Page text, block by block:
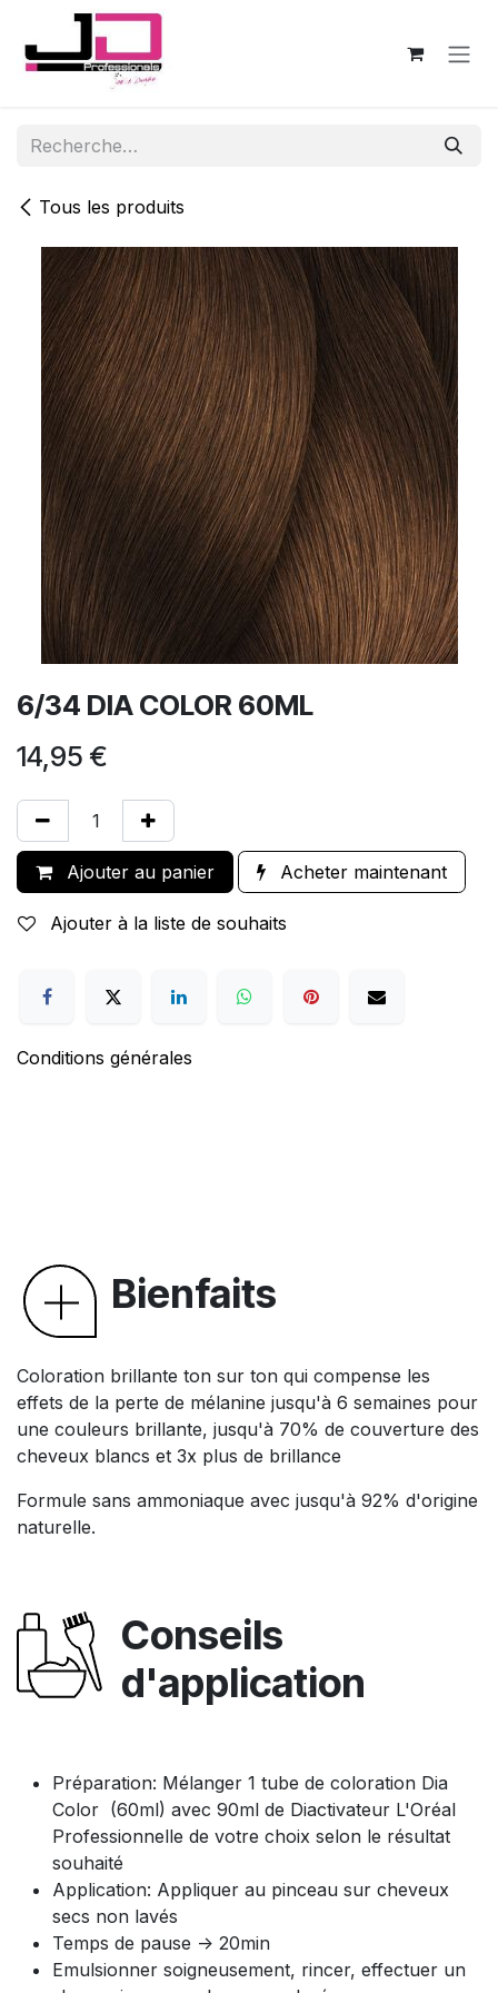
Se rendre au contenu
Tous les produits
6/34 DIA COLOR 60ML
14,95 €
Ajouter au panier Acheter maintenant
Ajouter à la liste de souhaits
Conditions générales
Bienfaits
Coloration brillante ton sur ton qui compense les
effets de la perte de mélanine jusqu'à 6 semaines pour
une couleurs brillante, jusqu'à 70% de couverture des
cheveux blancs et 3x plus de brillance
Formule sans ammoniaque avec jusqu'à 92% d'origine
naturelle.
Conseils
d'application
Préparation: Mélanger 1 tube de coloration Dia
Color (60ml) avec 90ml de Diactivateur L'Oréal
Professionnelle de votre choix selon le résultat
souhaité
Application: Appliquer au pinceau sur cheveux
secs non lavés
Temps de pause -> 20min
Emulsionner soigneusement, rincer, effectuer un